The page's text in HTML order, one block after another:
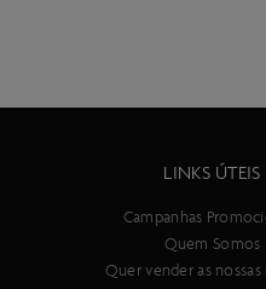
LINKS ÚTEIS
Campanhas
Quem Somos
Quer vender as nossas